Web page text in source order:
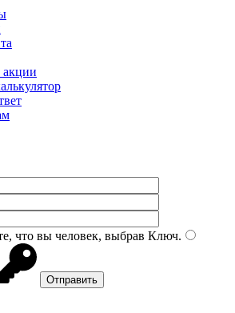
что вы человек, выбрав Ключ.